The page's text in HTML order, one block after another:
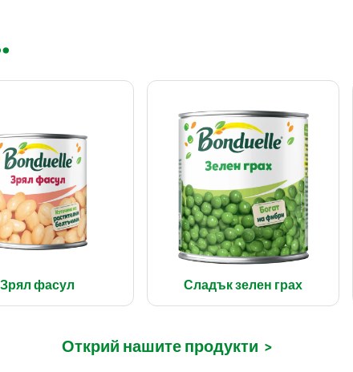
Зрял фасул Сладък зелен грах
Открий нашите продукти >